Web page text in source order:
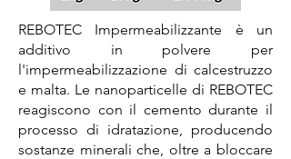
REBOTEC Impermeabilizzante è un
additivo in polvere per
l'impermeabilizzazione di calcestruzzo
e malta. Le nanoparticelle di REBOTEC
reagiscono con il cemento durante il
processo di idratazione, producendo
sostanze minerali che, oltre a bloccare